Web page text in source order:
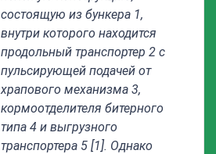
состоящую из бункера 1,
внутри которого находится
продольный транспортер 2 с
пульсирующей подачей от
храпового механизма 3,
кормоотделителя битерного
типа 4 и выгрузного
транспортера 5 [1]. Однако